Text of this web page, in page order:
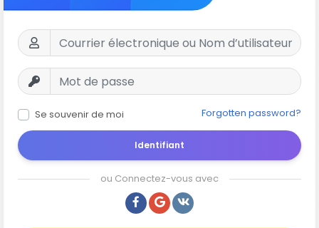
Se souvenir de moi Forgotten password?
Identifiant
ou Connectez-vous avec